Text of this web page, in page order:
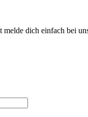
melde dich einfach bei